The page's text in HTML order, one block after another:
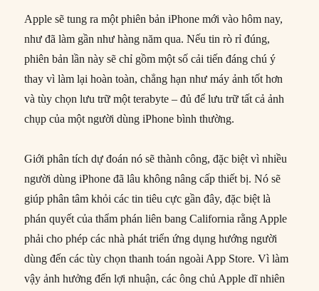
Apple sẽ tung ra một phiên bản iPhone mới vào hôm nay,
như đã làm gần như hàng năm qua. Nếu tin rò rỉ đúng,
phiên bản lần này sẽ chỉ gồm một số cải tiến đáng chú ý
thay vì làm lại hoàn toàn, chẳng hạn như máy ảnh tốt hơn
và tùy chọn lưu trữ một terabyte – đủ để lưu trữ tất cả ảnh
chụp của một người dùng iPhone bình thường.
Giới phân tích dự đoán nó sẽ thành công, đặc biệt vì nhiều
người dùng iPhone đã lâu không nâng cấp thiết bị. Nó sẽ
giúp phân tâm khỏi các tin tiêu cực gần đây, đặc biệt là
phán quyết của thẩm phán liên bang California rằng Apple
phải cho phép các nhà phát triển ứng dụng hướng người
dùng đến các tùy chọn thanh toán ngoài App Store. Vì làm
vậy ảnh hưởng đến lợi nhuận, các ông chủ Apple dĩ nhiên